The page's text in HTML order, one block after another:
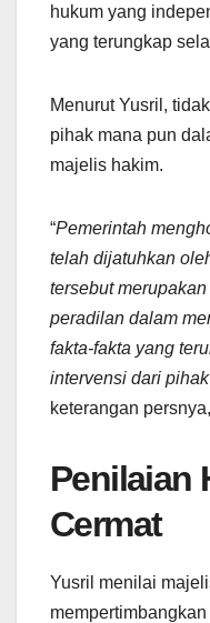
hukum yang
yang terungkap
Menurut Yusril,
pihak mana pun
majelis hakim.
“Pemerintah
telah dijatuhkan
tersebut
peradilan dalam
fakta-fakta yang
intervensi dari
keterangan
Penilaian
Cermat
Yusril menilai